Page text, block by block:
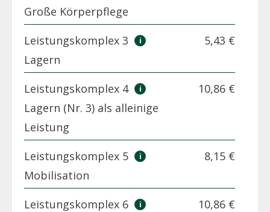
Große Körperpflege
Leistungskomplex 3
Lagern
5,43 €
Leistungskomplex 4
Lagern (Nr. 3) als alleinige
Leistung
10,86 €
Leistungskomplex 5
Mobilisation
8,15 €
Leistungskomplex 6
10,86 €